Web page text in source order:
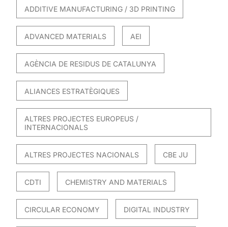
ADDITIVE MANUFACTURING / 3D PRINTING
ADVANCED MATERIALS AEI
AGÈNCIA DE RESIDUS DE CATALUNYA
ALIANCES ESTRATÈGIQUES
ALTRES PROJECTES EUROPEUS /
INTERNACIONALS
ALTRES PROJECTES NACIONALS CBE JU
CDTI CHEMISTRY AND MATERIALS
CIRCULAR ECONOMY DIGITAL INDUSTRY